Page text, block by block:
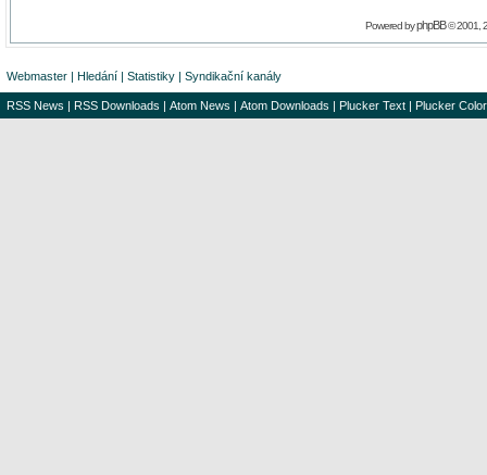
Powered byphpBB© 2001,
Webmaster | Hledání | Statistiky | Syndikační kanály
RSS News | RSS Downloads | Atom News | Atom Downloads | Plucker Text | Plucker Color